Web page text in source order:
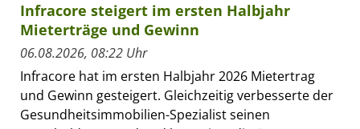
Infracore steigert im ersten Halbjahr
Mieterträge und Gewinn
06.08.2026, 08:22 Uhr
Infracore hat im ersten Halbjahr 2026 Mietertrag
und Gewinn gesteigert. Gleichzeitig verbesserte der
Gesundheitsimmobilien-Spezialist seinen